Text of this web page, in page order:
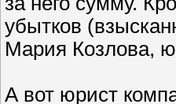
убытков
Мария Козлова,
А вот юрист